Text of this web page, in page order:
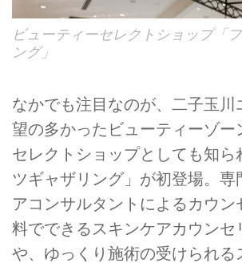
ビューティーセレクトショップ「
ング」
なかでも注目なのが、二子玉川
望の多かったビューティーゾー
セレクトショップとしても知ら
ツギャザリング」が初登場。専
アコンサルタントによるカウン
料でできるスキンケアカウンセ
や、ゆっくり施術の受けられる